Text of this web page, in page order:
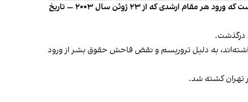
دولت کانادا منع ورود مقام‌های جمهوری اسلامی به کانادا را گسترش داد. این تغییر که روز یکشنبه اعلام شد به این معنی‌ست که ورود هر مقام ارشدی که از ۲۳ ژوئن سال ۲۰۰۳ — تاریخ
اسلامی را که از ۱۵ نوامبر سال ۲۰۱۹ (۲۴ آبان ۹۸) در حکومت نقش داشته‌اند، به دلیل تروریسم و ​​نقض فاحش حقوق بشر از ورود
تهران کشته شد.